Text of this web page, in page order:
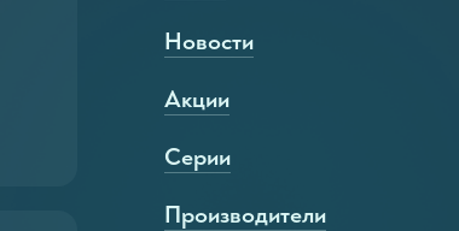
Новости
Акции
Серии
Производители